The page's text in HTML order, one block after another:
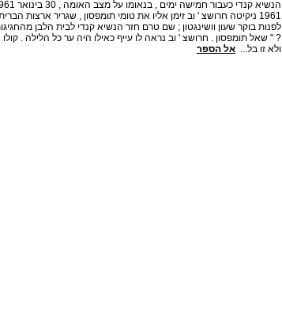
1961 ניקיטה חרושצ ' וב זימן אליו את טומי תומפסון , שגריר
לפנות בוקר שעון וושינגטון ; שם טרם חזר הנשיא קנדי לבית הלבן
? " שאל תומפסון . חרושצ ' וב נראה לו עייף כאילו היה ער כל הלילה .
ולא זו בל... אל הספר